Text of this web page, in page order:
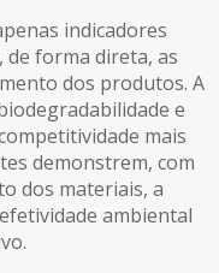
indicadores
forma direta, as
dos produtos. A
e
mais
demonstrem, com
dos materiais, a
ambiental